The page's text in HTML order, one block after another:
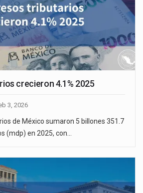
crecieron 4.1% 2025
3, 2026
de México sumaron 5 billones 351.7
(mdp) en 2025, con…